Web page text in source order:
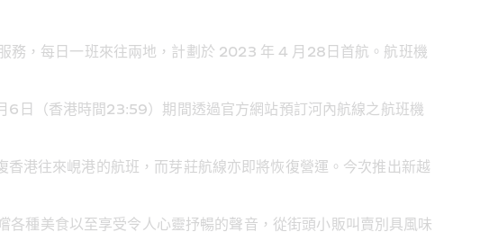
，每日一班來往兩地，計劃於 2023 年 4 月28日首航。航班機
日（香港時間23:59）期間透過官方網站預訂河內航線之航班機
港往來峴港的航班，而芽莊航線亦即將恢復營運。今次推出新越
種美食以至享受令人心靈抒暢的聲音，從街頭小販叫賣別具風味